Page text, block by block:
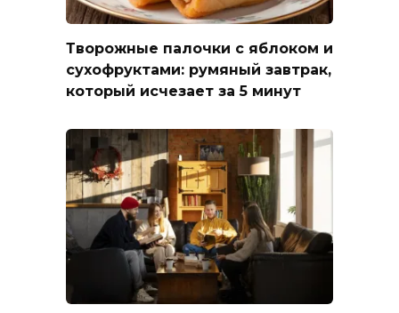
Творожные палочки с яблоком и
сухофруктами: румяный завтрак,
который исчезает за 5 минут